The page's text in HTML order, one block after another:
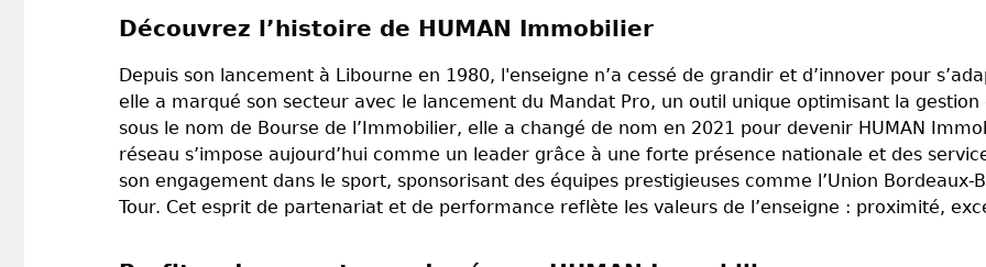
Découvrez l’histoire de HUMAN Immobilier
Depuis son lancement à Libourne en 1980, l'enseigne n’a cessé de grandir et d’innover pour
elle a marqué son secteur avec le lancement du Mandat Pro, un outil unique optimisant la
sous le nom de Bourse de l’Immobilier, elle a changé de nom en 2021 pour devenir HUMAN
réseau s’impose aujourd’hui comme un leader grâce à une forte présence nationale et des
son engagement dans le sport, sponsorisant des équipes prestigieuses comme l’Union Bordeaux-
Tour. Cet esprit de partenariat et de performance reflète les valeurs de l’enseigne : proximité,